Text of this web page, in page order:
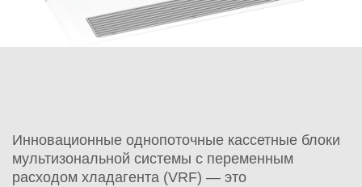
Инновационные однопоточные кассетные блоки
мультизональной системы с переменным
расходом хладагента (VRF) — это